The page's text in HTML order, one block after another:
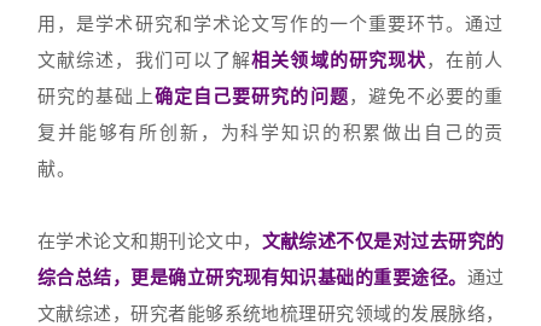
用，是学术研究和学术论文写作的一个重要环节。通过
文献综述，我们可以了解相关领域的研究现状，在前人
研究的基础上确定自己要研究的问题，避免不必要的重
复并能够有所创新，为科学知识的积累做出自己的贡
献。
在学术论文和期刊论文中， 文献综述不仅是对过去研究的
综合总结，更是确立研究现有知识基础的重要途径。 通过
文献综述，研究者能够系统地梳理研究领域的发展脉络，